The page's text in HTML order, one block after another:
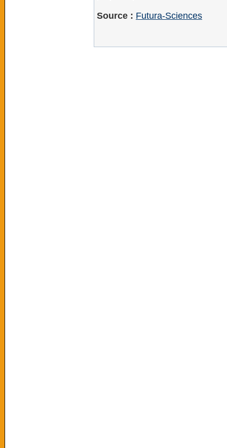
Source : Futura-Sciences